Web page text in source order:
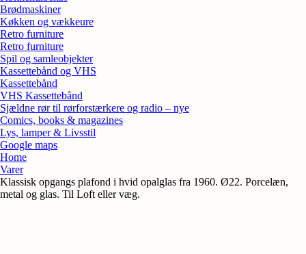
Brødmaskiner
Køkken og vækkeure
Retro furniture
Retro furniture
Spil og samleobjekter
Kassettebånd og VHS
Kassettebånd
VHS Kassettebånd
Sjældne rør til rørforstærkere og radio – nye
Comics, books & magazines
Lys, lamper & Livsstil
Google maps
Home
Varer
Klassisk opgangs plafond i hvid opalglas fra 1960. Ø22. Porcelæn,
metal og glas. Til Loft eller væg.